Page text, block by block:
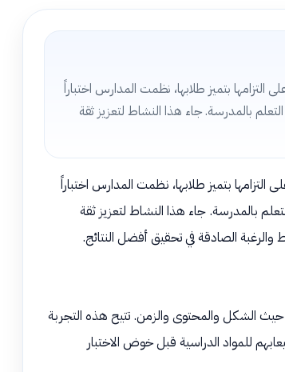
بتميز طلابها، نظمت المدارس اختباراً
بالمدرسة. جاء هذا النشاط لتعزيز ثقة
بتميز طلابها، نظمت المدارس اختباراً
بالمدرسة. جاء هذا النشاط لتعزيز ثقة
والرغبة الصادقة في تحقيق أفضل النتائج.
حيث الشكل والمحتوى والزمن. تتيح هذه التجربة
للمواد الدراسية قبل خوض الاختبار